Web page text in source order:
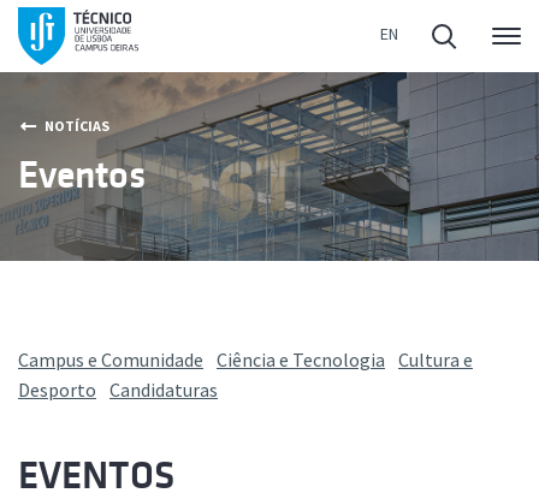
NOTÍCIAS
Eventos
Campus e Comunidade Ciência e Tecnologia Cultura e
Desporto Candidaturas
EVENTOS